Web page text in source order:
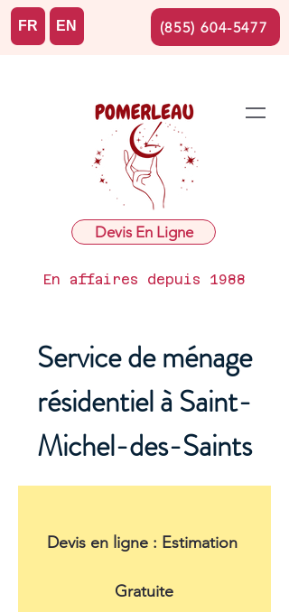
Devis En Ligne
En affaires depuis 1988
FR EN (855) 604-5477
Service de ménage
résidentiel à Saint-
Michel-des-Saints
Devis en ligne : Estimation
Gratuite